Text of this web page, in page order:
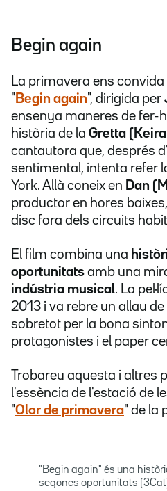
Begin again
La primavera ens
" Begin again", dirigida per
ensenya maneres de fer-
història de la Gretta
cantautora que, després
sentimental, intenta refer
York. Allà coneix en Dan
productor en hores
disc fora dels circuits
El film combina una
oportunitats amb una
indústria musical. La
2013 i va rebre un allau
sobretot per la bona
protagonistes i el paper
Trobareu aquesta i altres
l'essència de l'estació de
"Olor de primavera" de la
"Begin again" és una
segones oportunitats (3Cat)